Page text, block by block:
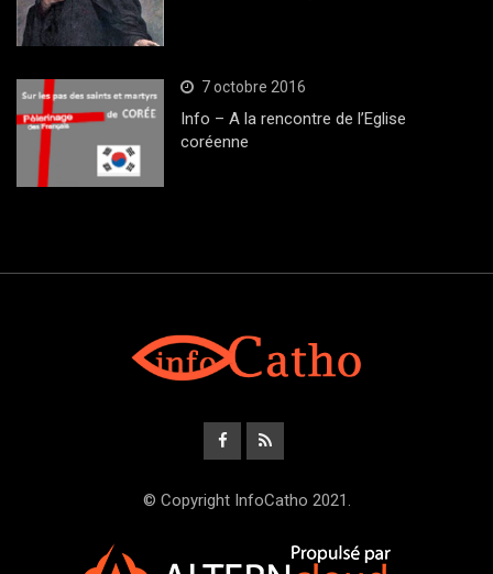
7 octobre 2016
Info – A la rencontre de l’Eglise
coréenne
© Copyright InfoCatho 2021.